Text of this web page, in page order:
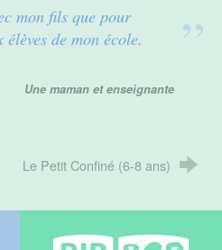
mon fils que pour
de mon école.
Une maman et enseignante
Le Petit Confiné (6-8 ans)